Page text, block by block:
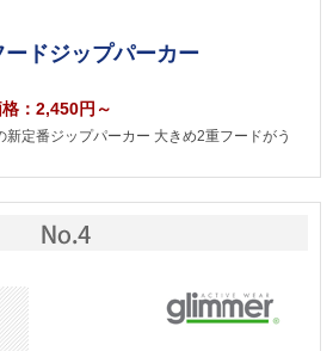
ドジップパーカー
：2,450円～
新定番ジップパーカー 大きめ2重フードがう